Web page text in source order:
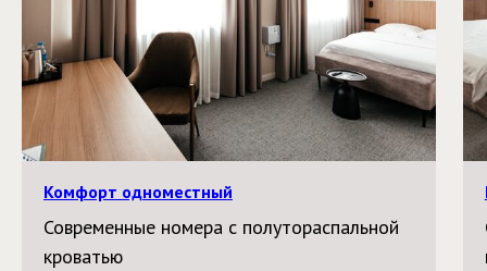
Комфорт одноместный
Современные номера с полутораспальной
кроватью